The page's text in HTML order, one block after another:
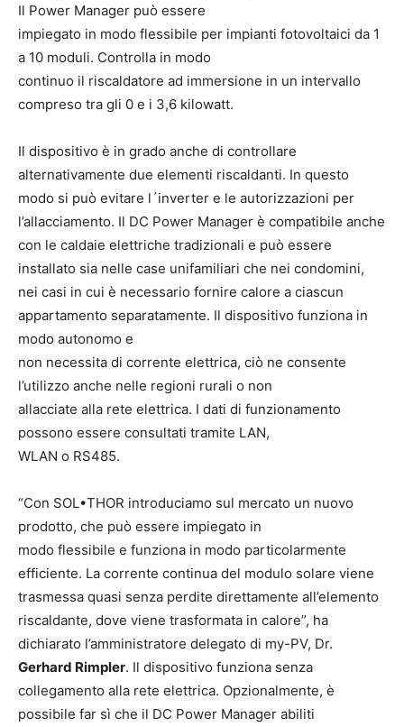
Il Power Manager può essere
impiegato in modo flessibile per impianti fotovoltaici da 1
a 10 moduli. Controlla in modo
continuo il riscaldatore ad immersione in un intervallo
compreso tra gli 0 e i 3,6 kilowatt.
Il dispositivo è in grado anche di controllare
alternativamente due elementi riscaldanti. In questo
modo si può evitare l´inverter e le autorizzazioni per
l’allacciamento. Il DC Power Manager è compatibile anche
con le caldaie elettriche tradizionali e può essere
installato sia nelle case unifamiliari che nei condomini,
nei casi in cui è necessario fornire calore a ciascun
appartamento separatamente. Il dispositivo funziona in
modo autonomo e
non necessita di corrente elettrica, ciò ne consente
l’utilizzo anche nelle regioni rurali o non
allacciate alla rete elettrica. I dati di funzionamento
possono essere consultati tramite LAN,
WLAN o RS485.
“Con SOL•THOR introduciamo sul mercato un nuovo
prodotto, che può essere impiegato in
modo flessibile e funziona in modo particolarmente
efficiente. La corrente continua del modulo solare viene
trasmessa quasi senza perdite direttamente all’elemento
riscaldante, dove viene trasformata in calore”, ha
dichiarato l’amministratore delegato di my-PV, Dr.
Gerhard Rimpler. Il dispositivo funziona senza
collegamento alla rete elettrica. Opzionalmente, è
possibile far sì che il DC Power Manager abiliti